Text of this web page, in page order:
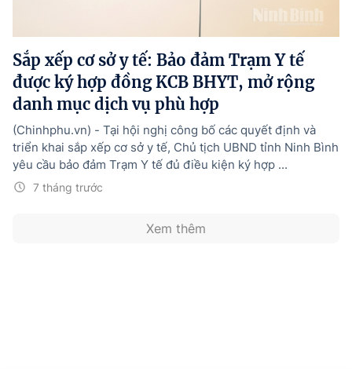
Hướng dẫn thực hiện chính sách
Phát triển kinh tế tư nhân và doanh nghiệp dân tộc
Ocop và chuỗi giá trị Nông sản
Kinh tế tư nhân
Doanh nghiệp dân tộc
Khác
Sắp xếp cơ sở y tế: Bảo đảm Trạm Y tế
được ký hợp đồng KCB BHYT, mở rộng
danh mục dịch vụ phù hợp
7 tháng trước
(Chinhphu.vn) - Tại hội nghị công bố các quyết định và
triển khai sắp xếp cơ sở y tế, Chủ tịch UBND tỉnh Ninh Bình
yêu cầu bảo đảm Trạm Y tế đủ điều kiện ký hợp ...
Xem thêm